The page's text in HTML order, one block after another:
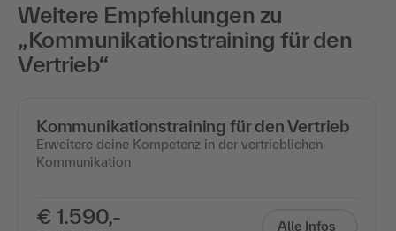
Weitere Empfehlungen zu
„Kommunikationstraining für den
Vertrieb“
Kommunikationstraining für den Vertrieb
Erweitere deine Kompetenz in der vertrieblichen
Kommunikation
€ 1.590,- Alle Infos